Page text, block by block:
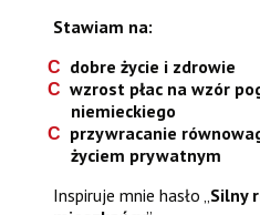
Stawiam na:
dobre życie i zdrowie
wzrost płac na wzór
niemieckiego
przywracanie
życiem prywatnym
Inspiruje mnie hasło „Silny